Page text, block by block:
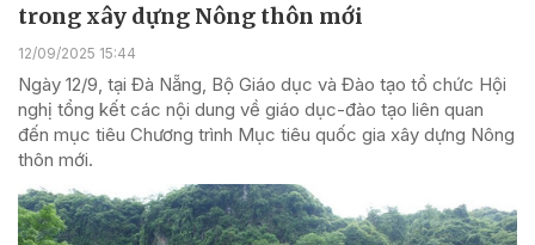
trong xây dựng Nông thôn mới
12/09/2025 15:44
Ngày 12/9, tại Đà Nẵng, Bộ Giáo dục và Đào tạo tổ chức Hội
nghị tổng kết các nội dung về giáo dục-đào tạo liên quan
đến mục tiêu Chương trình Mục tiêu quốc gia xây dựng Nông
thôn mới.